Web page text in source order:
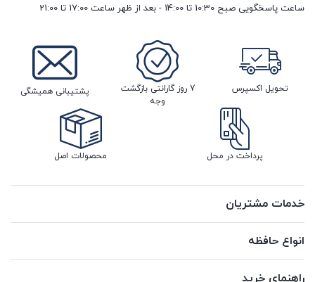
ساعت پاسخگویی صبح 10:30 تا 14:00 - بعد از ظهر ساعت 17:00 تا 21:00
تحویل اکسپرس
7 روز گارانتی بازگشت
وجه
پشتیبانی همیشگی
پرداخت در محل محصولات اصل
خدمات مشتریان
انواع حافظه
راهنمای خرید